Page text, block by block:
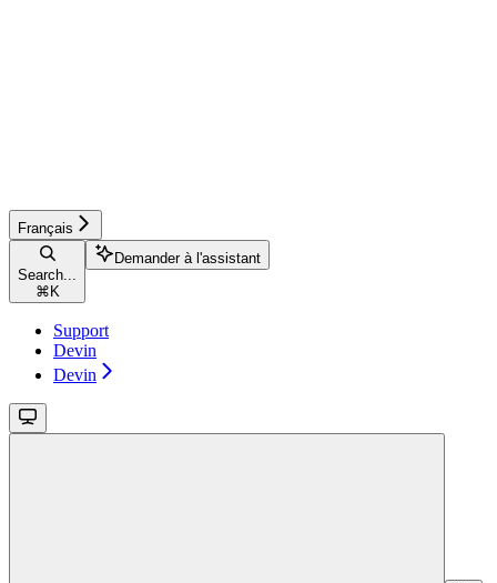
Français
Search...
⌘ K
Demander à l'assistant
Support
Devin
Devin